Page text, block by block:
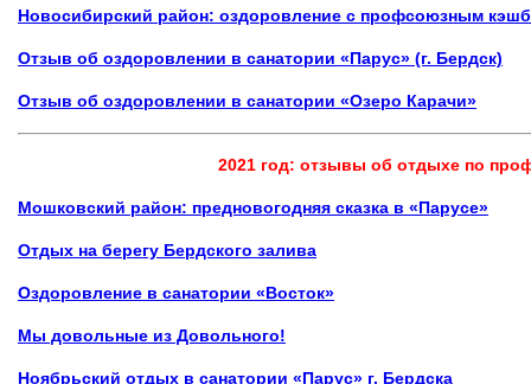
Новосибирский район: оздоровление с профсоюзным
Отзыв об оздоровлении в санатории «Парус» (г. Бердск)
Отзыв об оздоровлении в санатории «Озеро Карачи»
2021 год: отзывы об отдыхе по
Мошковский район: предновогодняя сказка в «Парусе»
Отдых на берегу Бердского залива
Оздоровление в санатории «Восток»
Мы довольные из Довольного!
Ноябрьский отдых в санатории «Парус» г. Бердска